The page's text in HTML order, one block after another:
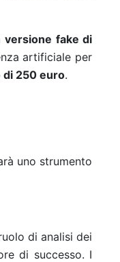
versione fake di
artificiale per
di 250 euro.
uno strumento
di analisi dei
di successo. I